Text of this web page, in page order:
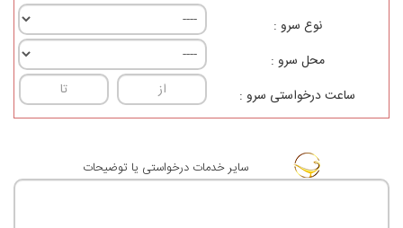
نوع سرو :
محل سرو :
ساعت درخواستی سرو :
ساير خدمات درخواستی یا توضيحات